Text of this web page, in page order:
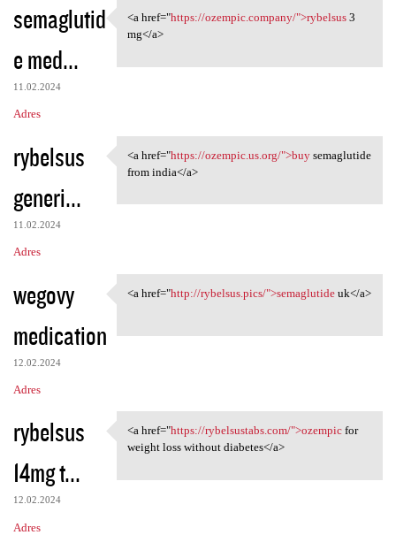
semaglutid
e med...
11.02.2024
Adres
<a href="https://ozempic
<a href="https://ozempic.company/">rybelsus3
mg</a>
rybelsus
generi...
11.02.2024
Adres
<a href="https://ozempic.us
<a href="https://ozempic.us.org/">buysemaglutide
from india</a>
wegovy
medication
12.02.2024
Adres
<a href="http://rybelsus.pics
<a href="http://rybelsus.pics/">semaglutideuk</a>
rybelsus
14mg t...
12.02.2024
Adres
<a href="https://rybelsustabs
<a href="https://rybelsustabs.com/">ozempicfor
weight loss without diabetes</a>